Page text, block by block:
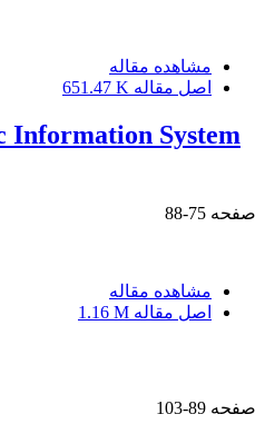
مشاهده مقاله
اصل مقاله 651.47 K
Information System
صفحه 75-88
مشاهده مقاله
اصل مقاله 1.16 M
صفحه 89-103